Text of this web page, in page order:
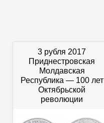
3 рубля 2017
Приднестровская
Молдавская
Республика — 100 лет
Октябрьской
революции